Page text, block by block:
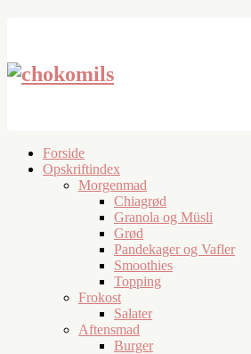
Forside
Opskriftindex
Morgenmad
Chiagrød
Granola og Müsli
Grød
Pandekager og Vafler
Smoothies
Topping
Frokost
Salater
Aftensmad
Burger